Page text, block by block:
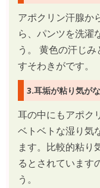
アポクリン汗腺か
ら、パンツを洗濯
う。 黄色の汗じ
すそわきがです。
3.耳垢が粘り気が
耳の中にもアポク
ベトベトな湿り気
ます。比較的粘り
るとされています
う。